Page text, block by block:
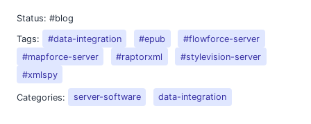
Status: #blog
Tags:
#data-integration #epub
#flowforce-server
#mapforce-server
#raptorxml
#stylevision-server
#xmlspy
Categories: server-software data-integration